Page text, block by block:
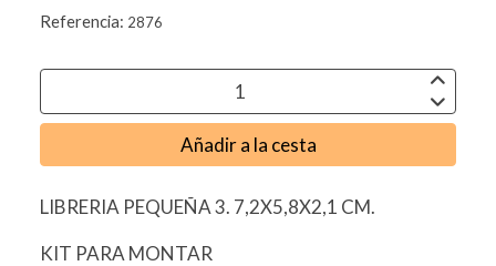
Referencia: 2876
Añadir a la cesta
LIBRERIA PEQUEÑA 3. 7,2X5,8X2,1 CM.
KIT PARA MONTAR